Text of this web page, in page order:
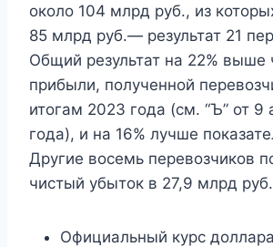
около 104 млрд руб., из
85 млрд руб.— результат 21
Общий результат на 22% выше
прибыли, полученной
итогам 2023 года (см. “Ъ” от 9
года), и на 16% лучше
Другие восемь перевозчиков
чистый убыток в 27,9 млрд руб.
Официальный курс